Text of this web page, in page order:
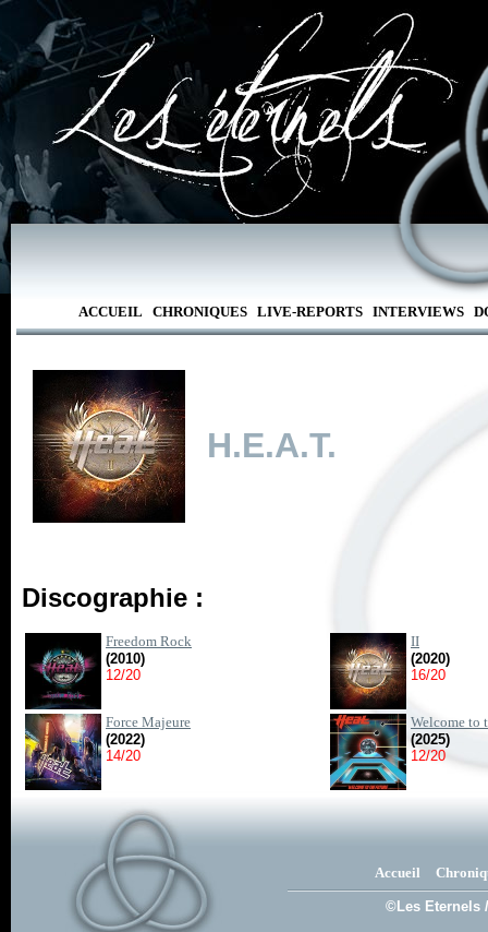
ACCUEIL CHRONIQUES LIVE-REPORTS INTERVIEWS
H.E.A.T.
Discographie :
Freedom Rock
(2010)
12/20
II
(2020)
16/20
Force Majeure
(2022)
14/20
Welcome to
(2025)
12/20
Accueil
©Les Eternels